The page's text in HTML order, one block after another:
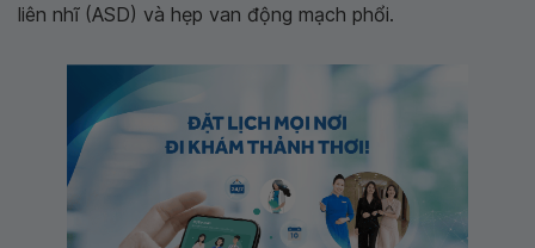
liên nhĩ (ASD) và hẹp van động mạch phổi.